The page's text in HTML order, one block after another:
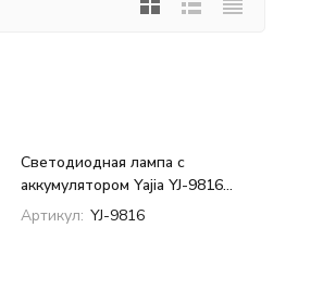
Светодиодная лампа с
аккумулятором Yajia YJ-9816
(20+24LED, пульт д/у)
Артикул: YJ-9816